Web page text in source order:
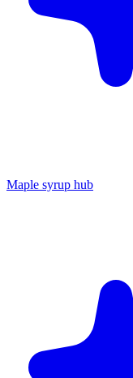
Maple syrup hub